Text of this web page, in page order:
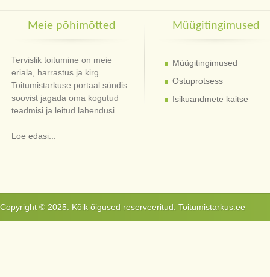
Meie põhimõtted
Tervislik toitumine on meie
eriala, harrastus ja kirg.
Toitumistarkuse portaal sündis
soovist jagada oma kogutud
teadmisi ja leitud lahendusi.
Loe edasi...
Müügitingimused
Müügitingimused
Ostuprotsess
Isikuandmete kaitse
Copyright © 2025. Kõik õigused reserveeritud. Toitumistarkus.ee